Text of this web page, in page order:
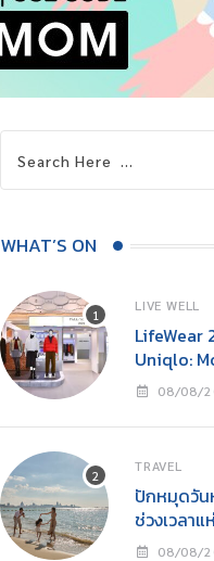
WHAT’S ON
LIVE WELL
LifeWear
Uniqlo:
Feelings
08/08/
TRAVEL
ปักหมุดวัน
ช่วงเวลา
ครอบครัว
08/08/